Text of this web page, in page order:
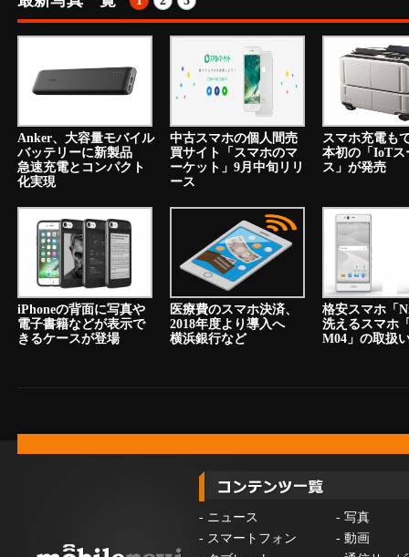
Anker、大容量モバイル
バッテリーに新製品
急速充電とコンパクト
化実現
中古スマホの個人間売
買サイト「スマホのマ
ーケット」9月中旬リリ
ース
スマホ充電も
本初の「IoTス
ス」が発売
iPhoneの背面に写真や
電子書籍などが表示で
きるケースが登場
医療費のスマホ決済、
2018年度より導入へ
横浜銀行など
格安スマホ
洗えるスマホ
M04」の取扱
- ニュース - 写真
- スマートフォン - 動画